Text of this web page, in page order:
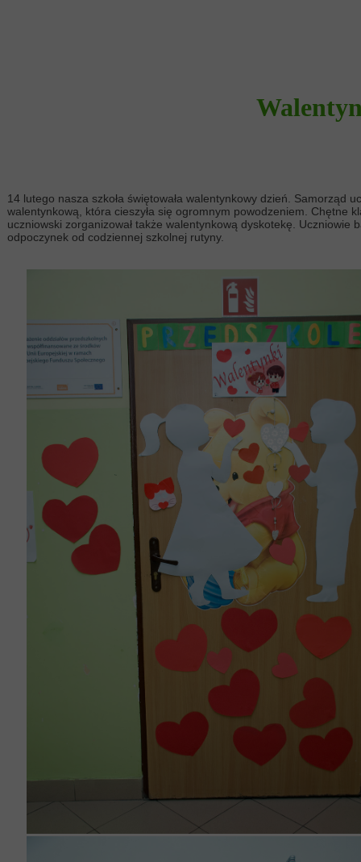
14 lutego nasza szkoła świętowała walentynkowy dzień. Samorząd
walentynkową, która cieszyła się ogromnym powodzeniem. Chętne
uczniowski zorganizował także walentynkową dyskotekę.
odpoczynek od codziennej szkolnej rutyny.